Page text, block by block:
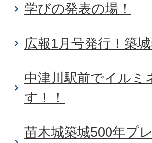
学びの発表の場！
広報1月号発行！築
中津川駅前でイルミ
す！！
苗木城築城500年プ